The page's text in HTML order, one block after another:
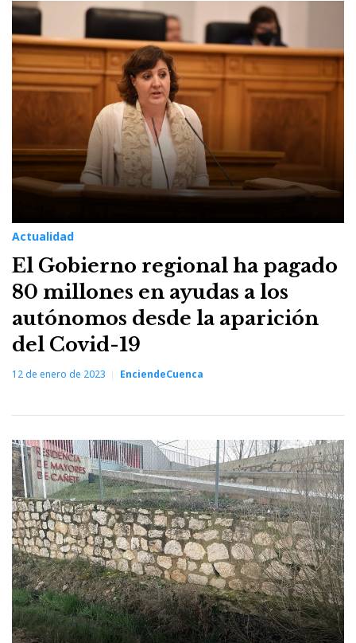
Actualidad
El Gobierno regional ha pagado
80 millones en ayudas a los
autónomos desde la aparición
del Covid-19
12 de enero de 2023 EnciendeCuenca